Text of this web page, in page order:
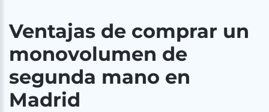
Ventajas de comprar un
monovolumen de
segunda mano en
Madrid